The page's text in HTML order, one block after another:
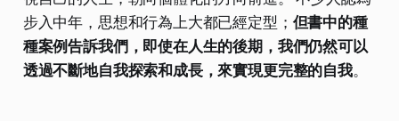
步入中年，思想和行為上大都已經定型； 但書中的種
種案例告訴我們，即使在人生的後期，我們仍然可以
透過不斷地自我探索和成長，來實現更完整的自我。